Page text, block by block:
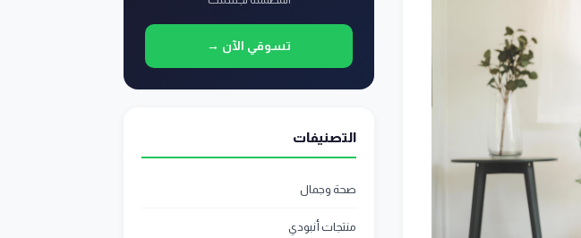
تسوقي الآن →
التصنيفات
صحة وجمال
منتجات أنبودي